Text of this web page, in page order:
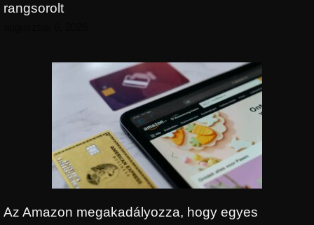
rangsorolt
Az Amazon megakadályozza, hogy egyes